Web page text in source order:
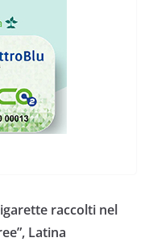
raccolti nel
Latina